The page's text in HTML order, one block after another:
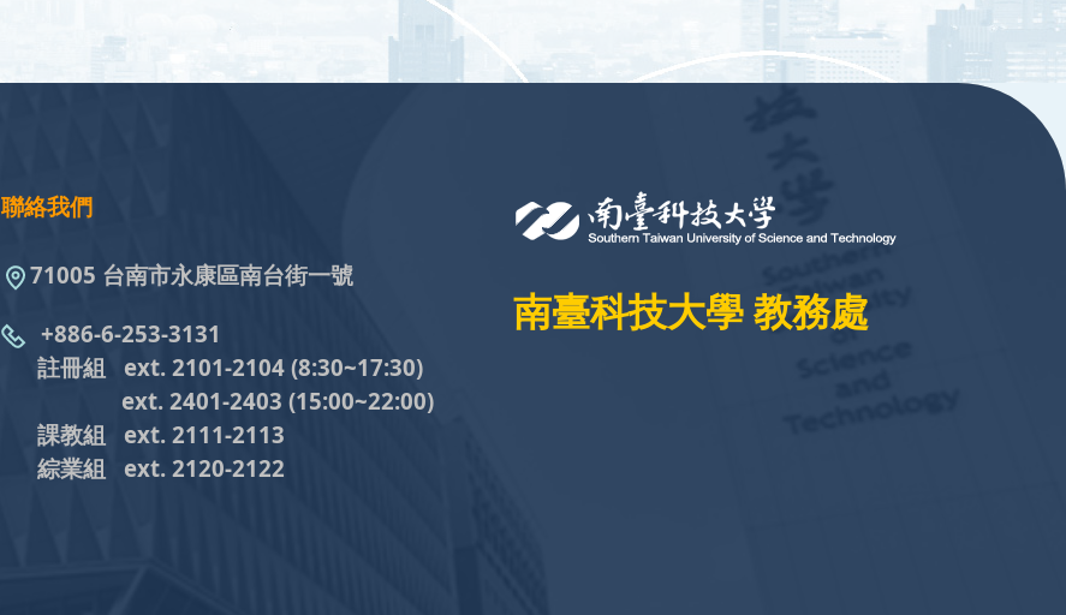
南臺科技大學 教務處
聯絡我們
71005 台南市永康區南台街一號
+886-6-253-3131
註冊組 ext. 2101-2104 (8:30~17:30)
ext. 2401-2403 (15:00~22:00)
課教組 ext. 2111-2113
綜業組
ext. 2120-2122